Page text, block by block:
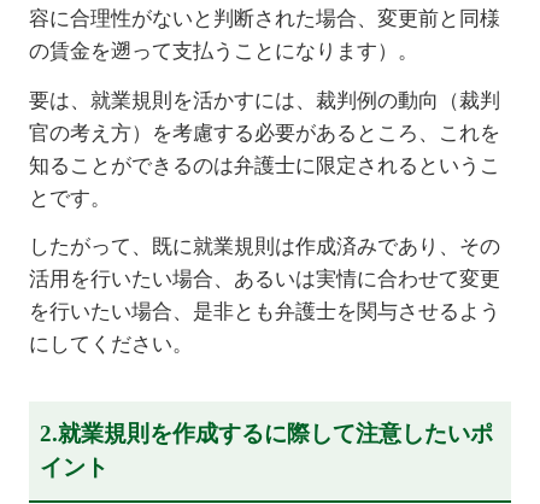
容に合理性がないと判断された場合、変更前と同様
の賃金を遡って支払うことになります）。
要は、就業規則を活かすには、裁判例の動向（裁判
官の考え方）を考慮する必要があるところ、これを
知ることができるのは弁護士に限定されるというこ
とです。
したがって、既に就業規則は作成済みであり、その
活用を行いたい場合、あるいは実情に合わせて変更
を行いたい場合、是非とも弁護士を関与させるよう
にしてください。
2.就業規則を作成するに際して注意したいポ
イント